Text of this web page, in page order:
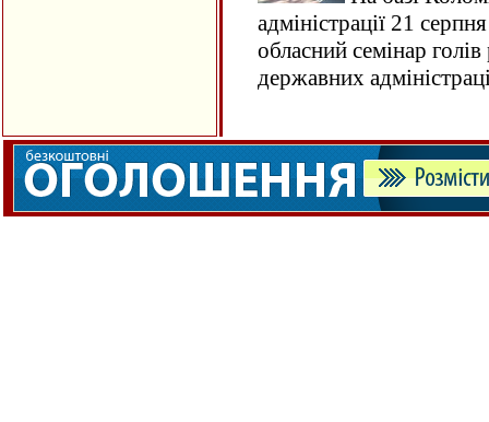
адміністрації 21
обласний семінар
державних